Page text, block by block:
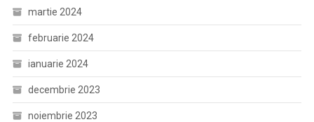
martie 2024
februarie 2024
ianuarie 2024
decembrie 2023
noiembrie 2023